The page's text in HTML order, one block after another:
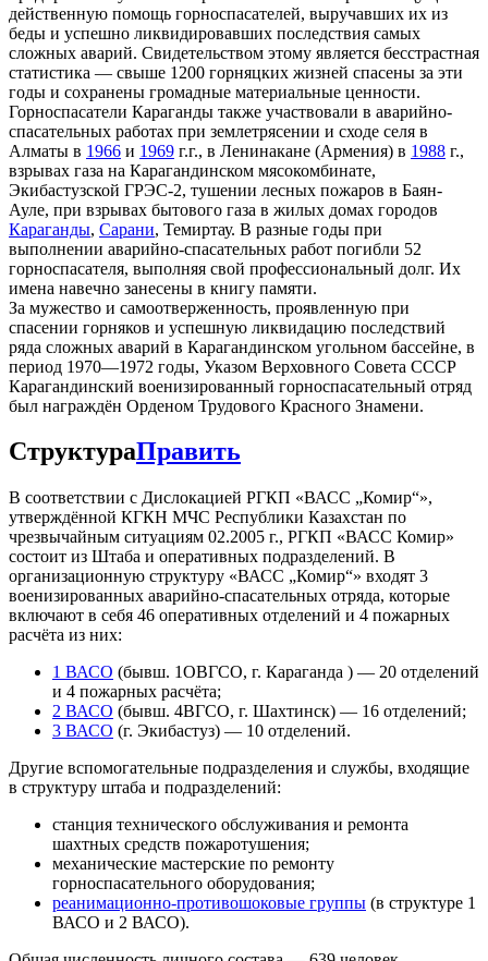
действенную помощь горноспасателей, выручавших их из
беды и успешно ликвидировавших последствия самых
сложных аварий. Свидетельством этому является бесстрастная
статистика — свыше 1200 горняцких жизней спасены за эти
годы и сохранены громадные материальные ценности.
Горноспасатели Караганды также участвовали в аварийно-
спасательных работах при землетрясении и сходе селя в
Алматы в 1966 и 1969 г.г., в Ленинакане (Армения) в 1988 г.,
взрывах газа на Карагандинском мясокомбинате,
Экибастузской ГРЭС-2, тушении лесных пожаров в Баян-
Ауле, при взрывах бытового газа в жилых домах городов
Караганды, Сарани, Темиртау. В разные годы при
выполнении аварийно-спасательных работ погибли 52
горноспасателя, выполняя свой профессиональный долг. Их
имена навечно занесены в книгу памяти.
За мужество и самоотверженность, проявленную при
спасении горняков и успешную ликвидацию последствий
ряда сложных аварий в Карагандинском угольном бассейне, в
период 1970—1972 годы, Указом Верховного Совета СССР
Карагандинский военизированный горноспасательный отряд
был награждён Орденом Трудового Красного Знамени.
СтруктураПравить
В соответствии с Дислокацией РГКП «ВАСС „Комир“»,
утверждённой КГКН МЧС Республики Казахстан по
чрезвычайным ситуациям 02.2005 г., РГКП «ВАСС Комир»
состоит из Штаба и оперативных подразделений. В
организационную структуру «ВАСС „Комир“» входят 3
военизированных аварийно-спасательных отряда, которые
включают в себя 46 оперативных отделений и 4 пожарных
расчёта из них:
1 ВАСО (бывш. 1ОВГСО, г. Караганда ) — 20 отделений
и 4 пожарных расчёта;
2 ВАСО (бывш. 4ВГСО, г. Шахтинск) — 16 отделений;
3 ВАСО (г. Экибастуз) — 10 отделений.
Другие вспомогательные подразделения и службы, входящие
в структуру штаба и подразделений:
станция технического обслуживания и ремонта
шахтных средств пожаротушения;
механические мастерские по ремонту
горноспасательного оборудования;
реанимационно-противошоковые группы (в структуре 1
ВАСО и 2 ВАСО).